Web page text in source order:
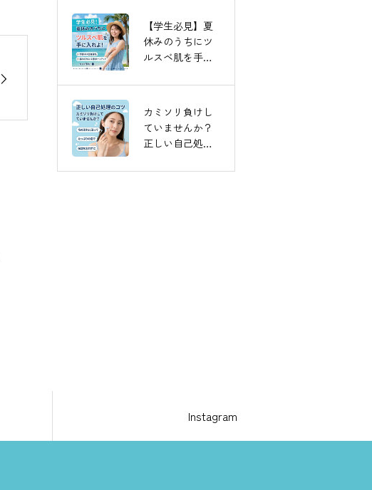
【学生必見】夏
休みのうちにツ
ルスベ肌を手に
カミソリ負けし
ていませんか？
正しい自己処理
7月ご予約受付中
★
ホームページが
できまし
た！！！！
Instagram